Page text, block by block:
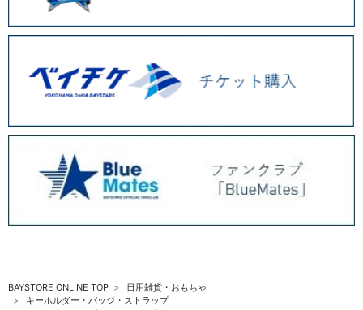
BAYSTORE ONLINE TOP
日用雑貨・おもちゃ
キーホルダー・バッジ・ストラップ